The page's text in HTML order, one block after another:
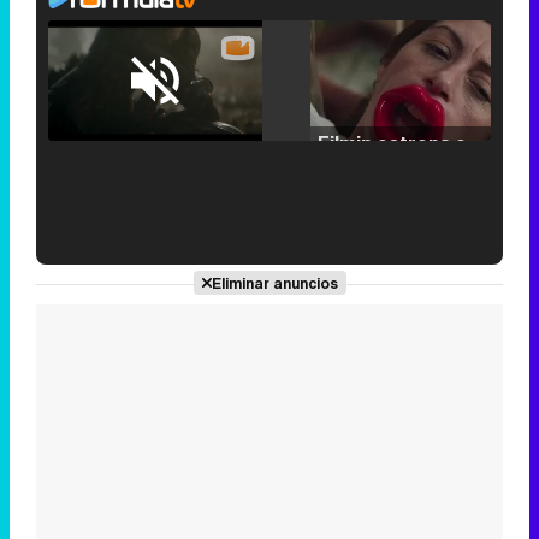
Unmute /
'120 Minutos' celebra sus 2.000 programas en Telemadrid con un vídeo del día a día en la redacción
Eliminar anuncios